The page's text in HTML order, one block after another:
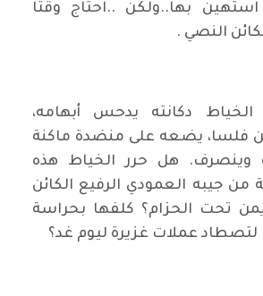
استهين بها..ولكن ..احتاج وقتا
النصي .
دكانته يدحس أبهامه،
يضعه على منضدة ماكنة
وينصرف. هل حرر الخياط هذه
من جيبه العمودي الرفيع الكائن
تحت الحزام؟ كلفها بحراسة
لتصطاد عملات غزيرة ليوم غد؟